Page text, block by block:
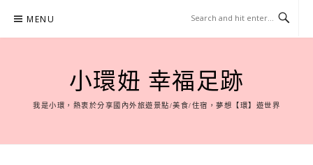
content
MENU
小環妞 幸福足跡
我是小環，熱衷於分享國內外旅遊景點/美食/住宿，夢想【環】遊世界